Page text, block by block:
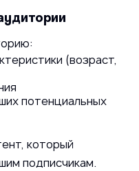
(возраст,
потенциальных
который
подписчикам.